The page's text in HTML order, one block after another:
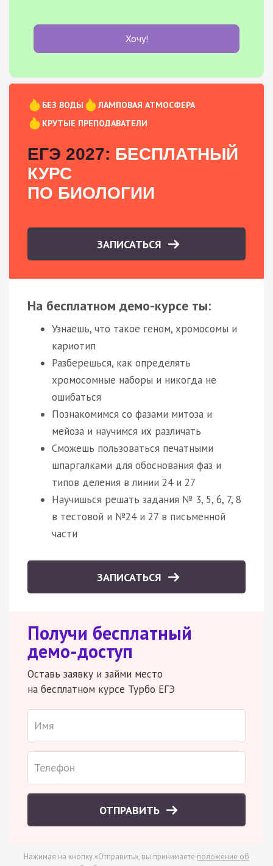
Хочу!
БЕЗ ВОДЫ
ЛАМПОВАЯ АТМОСФЕРА
КРУТЫЕ ПРЕПОДАВАТЕЛИ
ЕГЭ 2027: БЕСПЛАТНЫЙ
КУРС
ПО БИОЛОГИИ
ЗАПИСАТЬСЯ
На бесплатном демо-курсе ты:
Узнаешь, что такое геном, хромосомы и
кариотип
Разберешься, как определять
хромосомные наборы и никогда не
ошибаться
Познакомимся со фазами митоза и
мейоза и научимся их различать
Сможешь пользоваться печатными
шпаргалками для обоснования фаз и
типов деления в линии 24 и 27
Научишься решать задания № 3, 5, 6, 7, 8
в тестовой и №24 и 27 в письменной
части
ЗАПИСАТЬСЯ
Получи бесплатный
демо-доступ
Оставь заявку и займи место
на бесплатном курсе Турбо ЕГЭ
ОТПРАВИТЬ
Нажимая на кнопку «Отправить», вы принимаете положение об